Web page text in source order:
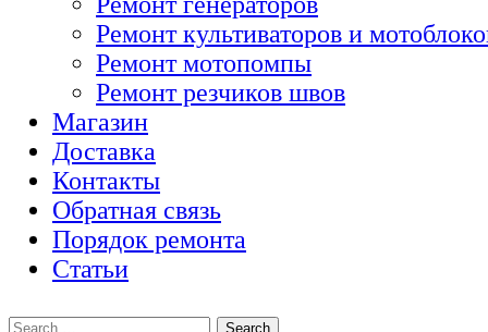
Ремонт культиваторов и
Ремонт мотопомпы
Ремонт резчиков швов
Магазин
Доставка
Контакты
Обратная связь
Порядок ремонта
Статьи